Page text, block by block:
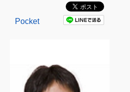
Pocket